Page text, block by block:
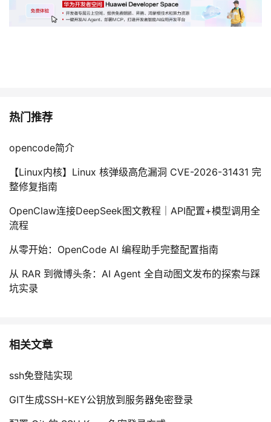
热门推荐
opencode简介
【Linux内核】Linux 核弹级高危漏洞 CVE-2026-31431 完
整修复指南
OpenClaw连接DeepSeek图文教程｜API配置+模型调用全
流程
从零开始：OpenCode AI 编程助手完整配置指南
从 RAR 到微博头条：AI Agent 全自动图文发布的探索与踩
坑实录
相关文章
ssh免登陆实现
GIT生成SSH-KEY公钥放到服务器免密登录